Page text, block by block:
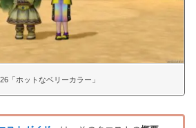
「ホットなベリーカラー」